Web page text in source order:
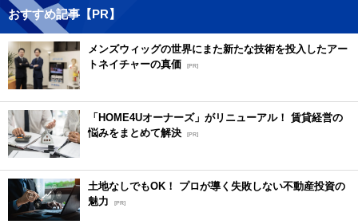
おすすめ記事【PR】
メンズウィッグの世界にまた新たな技術を投入したアー
トネイチャーの真価 [PR]
「HOME4Uオーナーズ」がリニューアル！ 賃貸経営の
悩みをまとめて解決 [PR]
土地なしでもOK！ プロが導く失敗しない不動産投資の
魅力
[PR]